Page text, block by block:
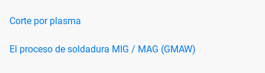
Corte por plasma
El proceso de soldadura MIG / MAG (GMAW)